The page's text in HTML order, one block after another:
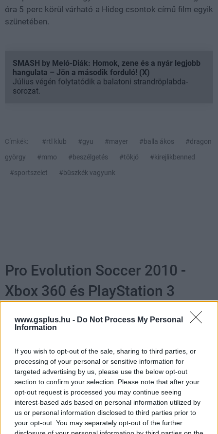
www.gsplus.hu - Do Not Process My Personal
Information
If you wish to opt-out of the sale, sharing to third parties, or
processing of your personal or sensitive information for
targeted advertising by us, please use the below opt-out
section to confirm your selection. Please note that after your
opt-out request is processed you may continue seeing
interest-based ads based on personal information utilized by
us or personal information disclosed to third parties prior to
your opt-out. You may separately opt-out of the further
óra 5 perc körül várható a Hideg csontok című film egyik
szünetében.
SMASH by Meló-Diák: Homok, zene és a nyár legjobb
hangulata – Jön a második forduló! (X)
Július végén folytatódik a balatoni strandröplabda-
sorozat.
Címkék: #rtl klub #gyu #mayer #balla ákos
#dragon
györgy
#mmo #beszélgetés #tökjó
#kirejlikbenned
#sportszelet
#büszkék vagyunk
Pro Evolution Soccer 2010 -
Xbox 360 és PlayStation 3
A Konami, a Sony és a Microsoft együtt
jelentették be a Pro Evo 2010-es csomagjaikat.
Unmute Loaded:
A leendő PlayStation 3 illetve Xbox 360 tulajdonosok